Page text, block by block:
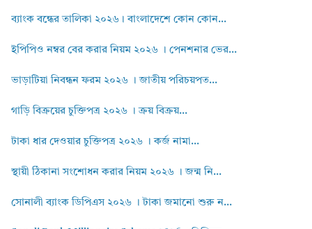
ব্যাংক বন্ধের তালিকা ২০২৬। বাংলাদেশে কোন কোন...
ইপিপিও নম্বর বের করার নিয়ম ২০২৬ । পেনশনার ভের...
ভাড়াটিয়া নিবন্ধন ফরম ২০২৬ । জাতীয় পরিচয়পত...
গাড়ি বিক্রয়ের চুক্তিপত্র ২০২৬ । ক্রয় বিক্রয়...
টাকা ধার দেওয়ার চুক্তিপত্র ২০২৬ । কর্জ নামা...
স্থায়ী ঠিকানা সংশোধন করার নিয়ম ২০২৬ । জন্ম নি...
সোনালী ব্যাংক ডিপিএস ২০২৬ । টাকা জমানো শুরু ন...